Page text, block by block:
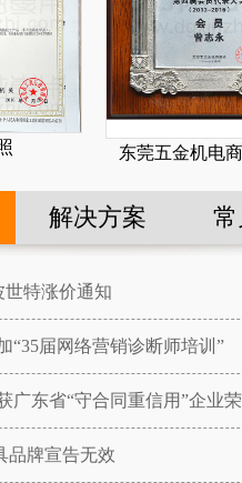
东莞五金机电
解决方案
世特涨价通知
“35届网络营销诊断师培训”
广东省“守合同重信用”企业
品牌宣告无效